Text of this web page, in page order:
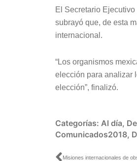
El Secretario
subrayó que, de esta
internacional.
“Los organismos
elección para analizar
elección”, finalizó.
Categorías: Al día,
Comunicados2018,